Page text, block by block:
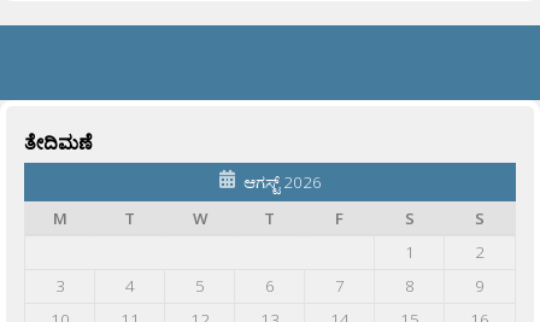
ತೇದಿಮಣೆ
ಆಗಸ್ಟ್ 2026
M
T W T F S
S
1
2
3
4 5 6 7 8
9